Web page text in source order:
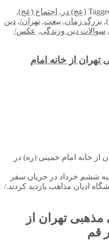
(عج) در , اجتماع (عج),
, بزرگ زمان, بیعت, تهران/, دین
, سوالات دین وزندگی, عکس/
از خانه امام
از خانه امام خمینی (ره) در
ششم خرداد در جریان سفر
ادیان مذاهب بازدید کردند./
تهران از
قم